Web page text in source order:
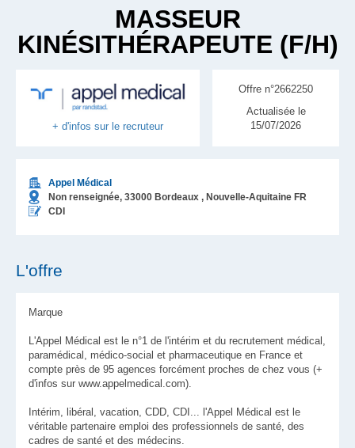
MASSEUR
KINÉSITHÉRAPEUTE (F/H)
+ d'infos sur le recruteur
Appel Médical
Non renseignée, 33000 Bordeaux , Nouvelle-Aquitaine FR
CDI
Offre n°2662250
Actualisée le
15/07/2026
L'offre
Marque
L'Appel Médical est le n°1 de l'intérim et du recrutement médical,
paramédical, médico-social et pharmaceutique en France et
compte près de 95 agences forcément proches de chez vous (+
d'infos sur www.appelmedical.com).
Intérim, libéral, vacation, CDD, CDI... l'Appel Médical est le
véritable partenaire emploi des professionnels de santé, des
cadres de santé et des médecins.